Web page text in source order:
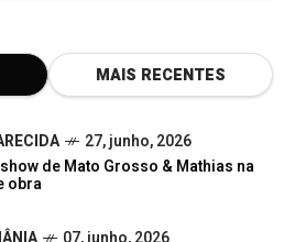
MAIS RECENTES
27, junho, 2026
de Mato Grosso & Mathias na
obra